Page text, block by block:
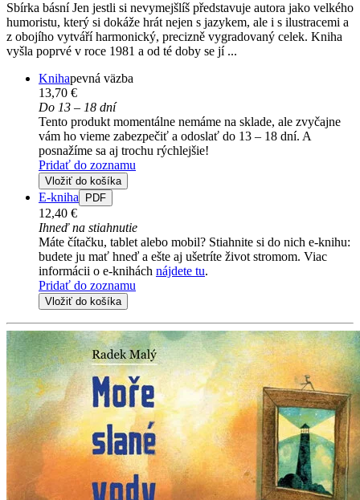
Sbírka básní Jen jestli si nevymejšlíš představuje autora jako velkého
humoristu, který si dokáže hrát nejen s jazykem, ale i s ilustracemi a
z obojího vytváří harmonický, precizně vygradovaný celek. Kniha
vyšla poprvé v roce 1981 a od té doby se jí ...
Knihapevná väzba
13,70 €
Do 13 – 18 dní
Tento produkt momentálne nemáme na sklade, ale zvyčajne
vám ho vieme zabezpečiť a odoslať do 13 – 18 dní. A
posnažíme sa aj trochu rýchlejšie!
Pridať do zoznamu
Vložiť do košíka
E-kniha PDF
12,40 €
Ihneď na stiahnutie
Máte čítačku, tablet alebo mobil? Stiahnite si do nich e-knihu:
budete ju mať hneď a ešte aj ušetríte život stromom. Viac
informácii o e-knihách nájdete tu.
Pridať do zoznamu
Vložiť do košíka